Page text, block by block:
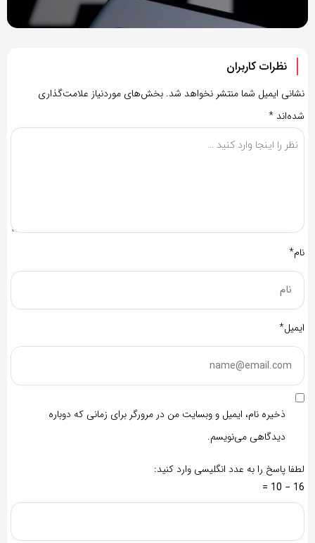
نظرات کاربران
نشانی ایمیل شما منتشر نخواهد شد. بخش‌های موردنیاز علامت‌گذاری
شده‌اند *
نام*
ایمیل*
ذخیره نام، ایمیل و وبسایت من در مرورگر برای زمانی که دوباره
دیدگاهی می‌نویسم.
لطفا پاسخ را به عدد انگلیسی وارد کنید:
16 − 10 =